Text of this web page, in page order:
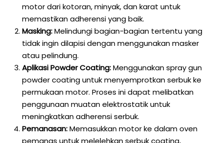
motor dari kotoran, minyak, dan karat untuk
memastikan adherensi yang baik.
Masking:Melindungi bagian-bagian tertentu yang
tidak ingin dilapisi dengan menggunakan masker
atau pelindung.
Aplikasi Powder Coating:Menggunakan spray gun
powder coating untuk menyemprotkan serbuk ke
permukaan motor. Proses ini dapat melibatkan
penggunaan muatan elektrostatik untuk
meningkatkan adherensi serbuk.
Pemanasan:Memasukkan motor ke dalam oven
pemanas untuk melelehkan serbuk coating,